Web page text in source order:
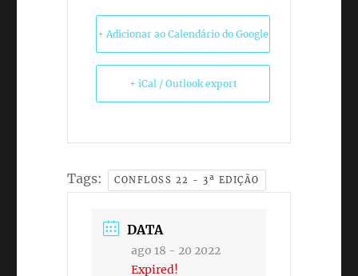
+ Adicionar ao Calendário do Google
+ iCal / Outlook export
Tags: CONFLOSS 22 - 3ª EDIÇÃO
DATA
ago 18 - 20 2022
Expired!